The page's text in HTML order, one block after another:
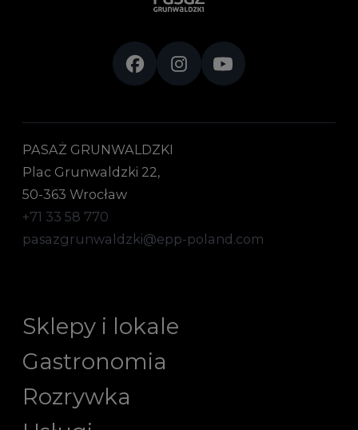
PASAŻ GRUNWALDZKI
Plac Grunwaldzki 22,
50-363 Wrocław
+71 33 58 770
pasazgrunwaldzki@epp-poland.com
Sklepy i lokale
Gastronomia
Rozrywka